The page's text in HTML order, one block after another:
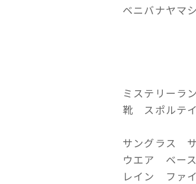
ベニバナヤ
ミステリー
靴 スポルテ
サングラス
ウエア ベー
レイン ファ